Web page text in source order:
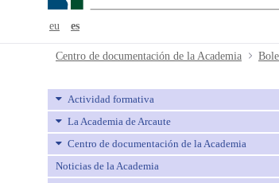
eu es
159 maiatza-mayo - avpe
Centro de documentación de la Academia
Actividad formativa
La Academia de Arcaute
Centro de documentación de la Academia
Noticias de la Academia